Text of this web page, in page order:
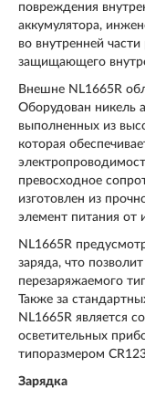
повреждения
аккумулятора,
во внутренней
защищающего
Внешне NL1665R
Оборудован никель
выполненных из
которая
превосходное
изготовлен из
элемент питания от
NL1665R
заряда, что
перезаряжаемого
Также за
NL1665R является
осветительных
типоразмером
Зарядка